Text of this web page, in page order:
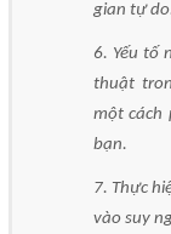
gian tự
6. Yếu tố
thuật
một cách
bạn.
7. Thực
vào suy